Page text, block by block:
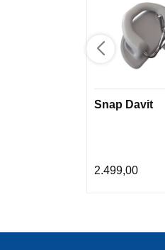
Snap Davit
2.499,00